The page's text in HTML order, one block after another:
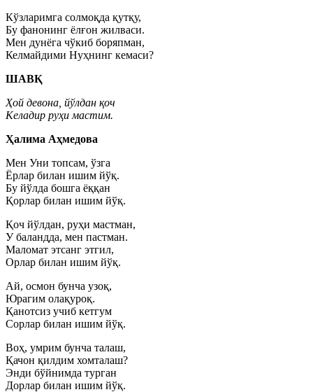
Кўзларимга солмоқда қутқу,
Бу фанонинг ёлғон жилваси.
Мен дунёга чўкиб боряпман,
Келмайдими Нуҳнинг кемаси?
ШАВҚ
Ҳой девона, йўлдан қоч
Келадир руҳи мастим.
Ҳалима Аҳмедова
Мен Уни топсам, ўзга
Ёрлар билан ишим йўқ.
Бу йўлда бошга ёққан
Қорлар билан ишим йўқ.
Қоч йўлдан, руҳи мастман,
У баландда, мен пастман.
Маломат этсанг этгил,
Орлар билан ишим йўқ.
Ай, осмон бунча узоқ,
Юрагим олақуроқ.
Қанотсиз учиб кетгум
Сорлар билан ишим йўқ.
Воҳ, умрим бунча талаш,
Қачон қилдим хомталаш?
Энди бўйнимда турган
Дорлар билан ишим йўқ.